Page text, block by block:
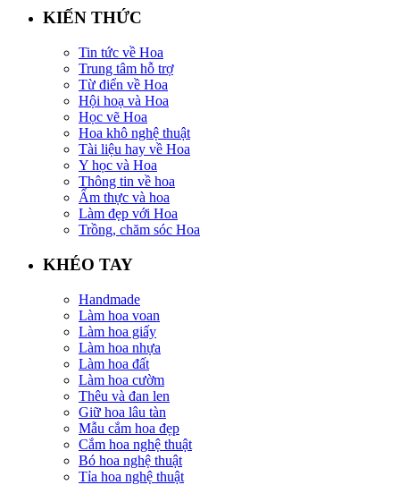
KIẾN THỨC
Tin tức về Hoa
Trung tâm hỗ trợ
Từ điển về Hoa
Hội hoạ và Hoa
Học vẽ Hoa
Hoa khô nghệ thuật
Tài liệu hay về Hoa
Y học và Hoa
Thông tin về hoa
Ẩm thực và hoa
Làm đẹp với Hoa
Trồng, chăm sóc Hoa
KHÉO TAY
Handmade
Làm hoa voan
Làm hoa giấy
Làm hoa nhựa
Làm hoa đất
Làm hoa cườm
Thêu và đan len
Giữ hoa lâu tàn
Mẫu cắm hoa đẹp
Cắm hoa nghệ thuật
Bó hoa nghệ thuật
Tỉa hoa nghệ thuật